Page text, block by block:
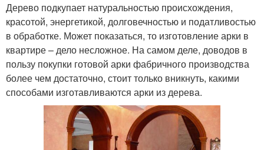
Дерево подкупает натуральностью происхождения,
красотой, энергетикой, долговечностью и податливостью
в обработке. Может показаться, то изготовление арки в
квартире – дело несложное. На самом деле, доводов в
пользу покупки готовой арки фабричного производства
более чем достаточно, стоит только вникнуть, какими
способами изготавливаются арки из дерева.